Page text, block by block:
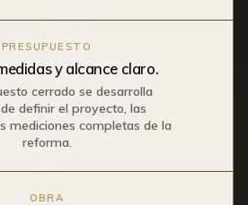
PRESUPUESTO
y alcance claro.
cerrado se desarrolla
definir el proyecto, las
mediciones completas de la
reforma.
OBRA